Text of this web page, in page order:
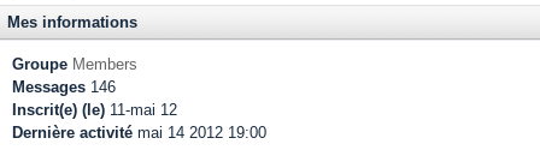
Mes informations
Groupe Members
Messages 146
Inscrit(e) (le) 11-mai 12
Dernière activité mai 14 2012 19:00